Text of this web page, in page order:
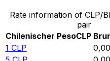
Rate information of CLP/
pair
Chilenischer PesoCLP
1 CLP